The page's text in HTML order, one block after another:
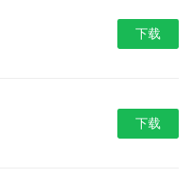
下载
下载